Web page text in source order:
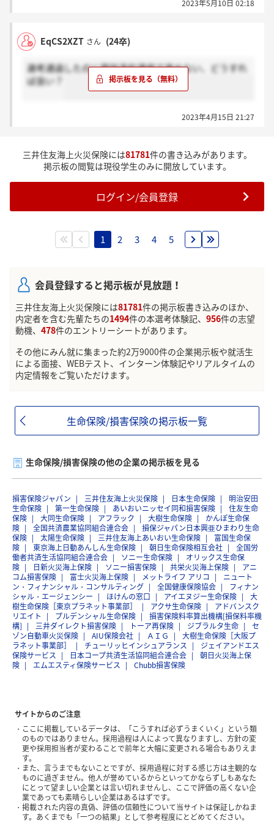
2023年5月10日 02:18
EqCS2XZT さん (24卒)
選考通過したのに面談予約満席で進めない、どうすれ
ば良い？
2023年4月15日 21:27
三井住友海上火災保険には81781件の書き込みがあります。
掲示板の閲覧は現役学生のみに開放しています。
ログイン/会員登録
1 2 3 4 5
会員登録すると掲示板が見放題！
三井住友海上火災保険には81781件の掲示板書き込みのほか、
内定者を含む先輩たちの1494件の本選考体験記、 956件の志望
動機、 478件のエントリーシートがあります。
その他にみん就に集まった約2万9000件の企業掲示板や就活生
による面接、WEBテスト、インターン体験記やリアルタイムの
内定情報をご覧いただけます。
生命保険/損害保険の掲示板一覧
生命保険/損害保険の他の企業の掲示板を見る
損害保険ジャパン 三井住友海上火災保険 日本生命保険
明治安田
生命保険
第一生命保険 あいおいニッセイ同和損害保険
住友生命
保険
大同生命保険 アフラック 大樹生命保険
かんぽ生命保
険
全国共済農業協同組合連合会
損保ジャパン日本興亜ひまわり生命
保険
太陽生命保険 三井住友海上あいおい生命保険
富国生命保
険
東京海上日動あんしん生命保険 朝日生命保険相互会社
全国労
働者共済生活協同組合連合会
ソニー生命保険
オリックス生命保
険
日新火災海上保険 ソニー損害保険 共栄火災海上保険
アニ
コム損害保険
富士火災海上保険 メットライフ アリコ
ニュート
ン・フィナンシャル・コンサルティング
全国健康保険協会
フィナン
シャル・エージェンシー
ほけんの窓口 アイエヌジー生命保険
大
樹生命保険［東京プラネット事業部］
アクサ生命保険
アドバンスク
リエイト
プルデンシャル生命保険
損害保険料率算出機構[損保料率機
構]
三井ダイレクト損害保険 トーア再保険 ジブラルタ生命
セ
ゾン自動車火災保険
AIU保険会社 ＡＩＧ
大樹生命保険［大阪プ
ラネット事業部］
チューリッヒインシュアランス
ジェイアンドエス
保険サービス
日本コープ共済生活協同組合連合会
朝日火災海上保
険
エムエスティ保険サービス Chubb損害保険
サイトからのご注意
ここに掲載しているデータは、「こうすれば必ずうまくいく」という類
のものではありません。採用過程は人によって異なりますし、方針の変
更や採用担当者が変わることで前年と大幅に変更される場合もありえま
す。
また、言うまでもないことですが、採用過程に対する感じ方は主観的な
ものに過ぎません。他人が誉めているからといってかならずしもあなた
にとって望ましい企業とは言い切れませんし、ここで評価の高くない企
業であっても素晴らしい企業はあるはずです。
掲載された内容の真偽、評価の信頼性について当サイトは保証しかねま
す。あくまでも「一つの結果」として参考程度にとどめてください。